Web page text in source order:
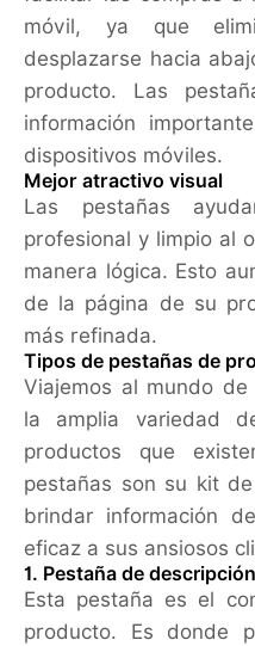
móvil, ya que
desplazarse hacia
producto. Las
información
dispositivos móviles.
Mejor atractivo visual
Las pestañas
profesional y limpio al
manera lógica. Esto
de la página de su
más refinada.
Tipos de pestañas de
Viajemos al mundo de
la amplia variedad
productos que
pestañas son su kit
brindar información
eficaz a sus ansiosos
1. Pestaña de descripción
Esta pestaña es el
producto. Es donde